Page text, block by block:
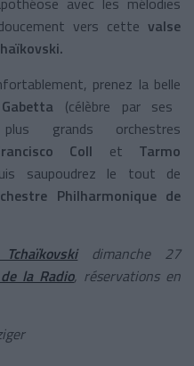
vers cette valse
prenez la belle
(célèbre par ses
grands orchestres
Coll et Tarmo
saupoudrez le tout de
Philharmonique de
dimanche 27
la Radio, réservations en